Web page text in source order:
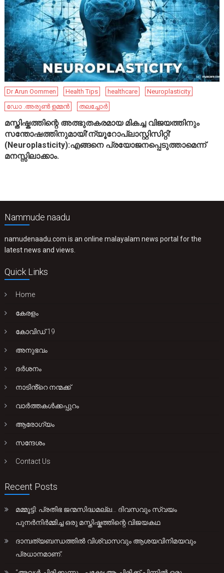
Dr Arun Oommen Health Tips healthcare
Neuroplasticity
ഡോ .അരുൺ ഉമ്മൻ
തലച്ചോർ
മസ്തിഷ്കത്തിന്റെ അത്ഭുതകരമായ മികച്ച വിജയത്തിനും
സന്തോഷത്തിനുമായി’ന്യൂറോപ്ലാസ്റ്റിസിറ്റി’
(Neuroplasticity):എങ്ങനെ പ്രയോജനപ്പെടുത്താമെന്ന്
മനസ്സിലാക്കാം.
Nammude naadu
namudenaadu.com is an online malayalam news portal for the
latest news and views.
Quick Links
Home
കേരളം
കോവിഡ് 19
അനുഭവം
ദർശനം
നാടിൻ്റെ നന്മക്ക്
വാർത്തകൾക്കപ്പുറം
ആരോഗ്യം
സന്ദേശം
Contact Us
Recent Posts
മമ്മൂട്ടി: പ്രതിഭ ജന്മസിദ്ധമല്ല… ദിവസവും സ്വയം
പുനർനിർമ്മിച്ച ഒരു മസ്തിഷ്കത്തിന്റെ വിജയകഥ
ദാമ്പത്യബന്ധത്തിൽ വിശ്വാസവും ആശയവിനിമയവും
പ്രധാനമാണ്.